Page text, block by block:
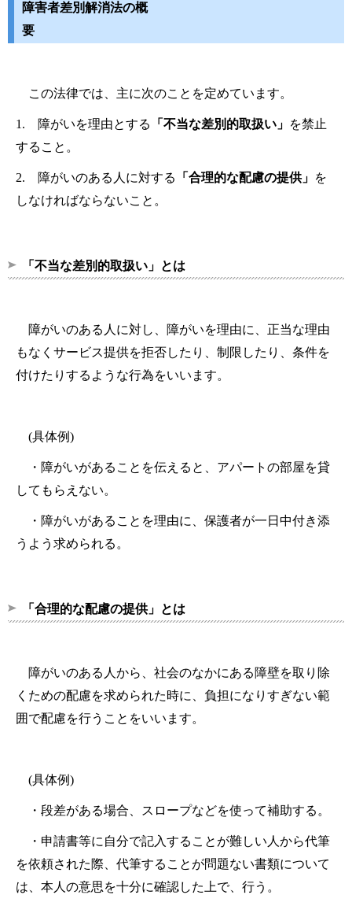
障害者差別解消法の概
要
この法律では、主に次のことを定めています。
1. 障がいを理由とする 「不当な差別的取扱い」 を禁止
すること。
2. 障がいのある人に対する 「合理的な配慮の提供」 を
しなければならないこと。
「不当な差別的取扱い」とは
障がいのある人に対し、障がいを理由に、正当な理由
もなくサービス提供を拒否したり、制限したり、条件を
付けたりするような行為をいいます。
(具体例)
・障がいがあることを伝えると、アパートの部屋を貸
してもらえない。
・障がいがあることを理由に、保護者が一日中付き添
うよう求められる。
「合理的な配慮の提供」とは
障がいのある人から、社会のなかにある障壁を取り除
くための配慮を求められた時に、負担になりすぎない範
囲で配慮を行うことをいいます。
(具体例)
・段差がある場合、スロープなどを使って補助する。
・申請書等に自分で記入することが難しい人から代筆
を依頼された際、代筆することが問題ない書類について
は、本人の意思を十分に確認した上で、行う。